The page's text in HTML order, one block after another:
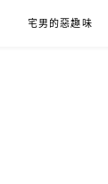
宅男的惡趣味